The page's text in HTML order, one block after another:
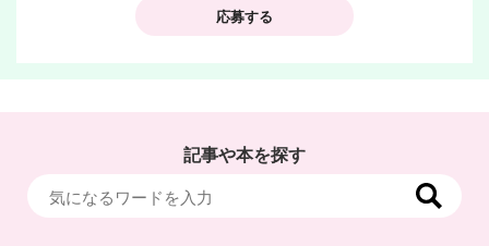
応募する
記事や本を探す